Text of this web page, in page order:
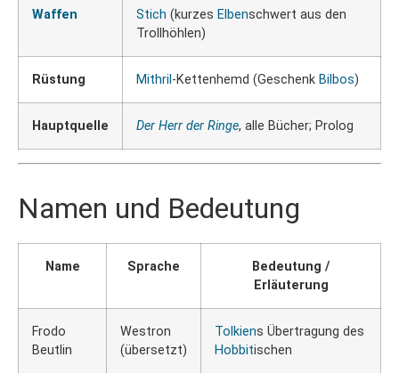
Waffen Stich (kurzes Elbenschwert aus den
Trollhöhlen)
Rüstung Mithril -Kettenhemd (Geschenk Bilbos)
Hauptquelle Der Herr der Ringe, alle Bücher; Prolog
Namen und Bedeutung
Name Sprache
Bedeutung /
Erläuterung
Frodo
Beutlin
Westron
(übersetzt)
Tolkiens Übertragung des
Hobbitischen